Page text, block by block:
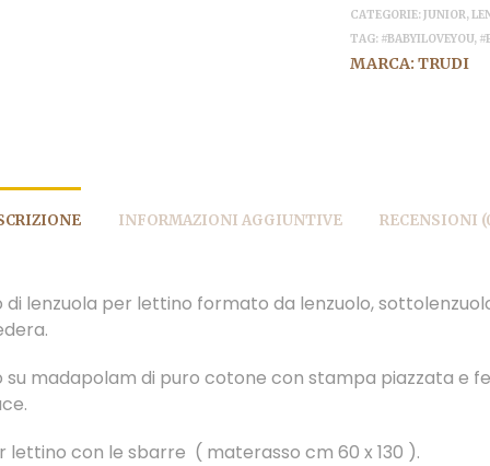
CATEGORIE:JUNIOR,
TAG: #BABYILOVEYOU,
MARCA:TRUDI
INFORMAZIONI AGGIUNTIVE RECENSIONI
lenzuola per lettino formato da lenzuolo,
madapolam di puro cotone con stampa piazzata e
lettino con le sbarre ( materasso cm 60 x 130 ).